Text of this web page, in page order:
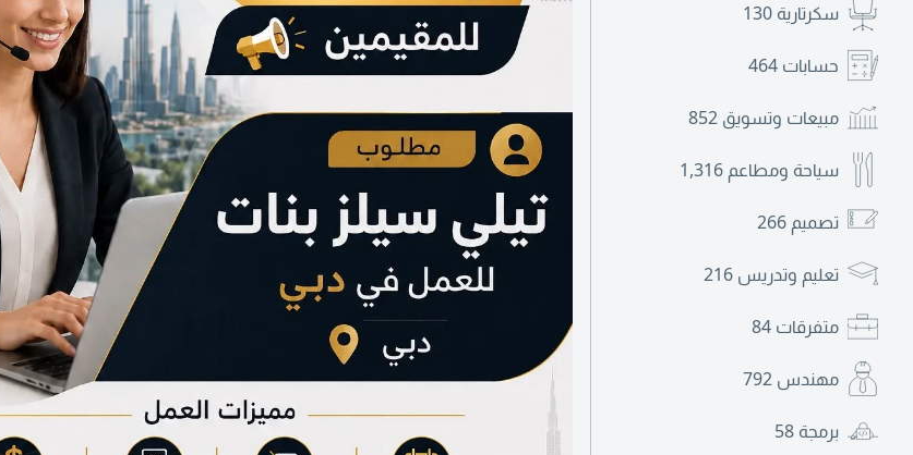
سكرتارية 130
حسابات 464
مبيعات وتسويق 852
سياحة ومطاعم 1,316
تصميم 266
تعليم وتدريس 216
متفرقات 84
مهندس 792
برمجة 58